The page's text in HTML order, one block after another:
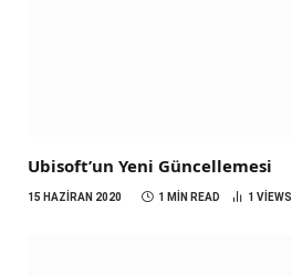
Ubisoft’un Yeni Güncellemesi
15 HAZIRAN 2020 1 MIN READ 1 VIEWS